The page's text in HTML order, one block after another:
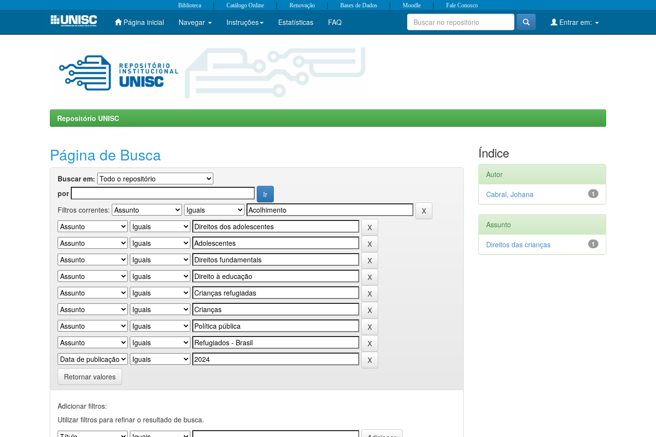
Skip
Biblioteca | Catálogo Online | Renovação | Bases de Dados | Moodle | Fale Conosco
Página inicial Navegar Instruções Estatísticas FAQ Entrar em:
Repositório UNISC
Página de Busca
Buscar em:
por
Filtros correntes:
Retornar valores
Adicionar filtros:
Utilizar filtros para refinar o resultado de busca.
Índice
Autor
1
Cabral, Johana
Assunto
1
Direitos das crianças